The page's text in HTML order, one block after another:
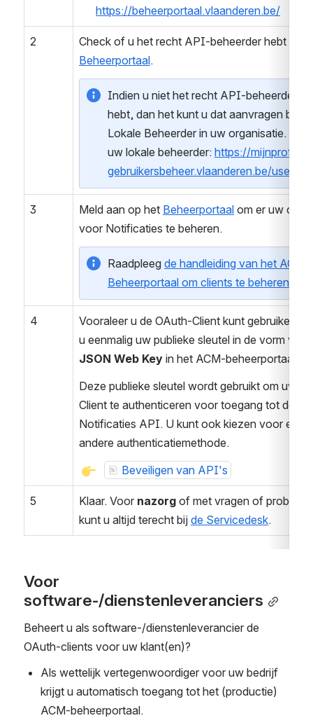
https://beheerportaal.vlaanderen.be/
2
Beheerportaal.
Indien u niet het recht API-beheerder
hebt, dan het kunt u dat aanvragen bij de
Lokale Beheerder in uw organisatie.
uw lokale beheerder: https://mijnprofiel-
gebruikersbeheer.vlaanderen.be/user/
3 Meld aan op het Beheerportaal om er uw client
voor Notificaties te beheren.
Raadpleeg de handleiding van het ACM
Beheerportaal om clients te beheren
4 Vooraleer u de OAuth-Client kunt gebruiken,
JSON Web Key in het ACM-beheerportaal
Deze publieke sleutel wordt gebruikt om uw
Client te authenticeren voor toegang tot de
Notificaties API. U kunt ook kiezen voor een
andere authenticatiemethode.
Beveiligen van API's
5 Klaar. Voor nazorg of met vragen of
kunt u altijd terecht bij de Servicedesk.
Voor
software-/dienstenleveranciers
Beheert u als software-/dienstenleverancier de
OAuth-clients voor uw klant(en)?
Als wettelijk vertegenwoordiger voor uw bedrijf
krijgt u automatisch toegang tot het (productie)
ACM-beheerportaal.